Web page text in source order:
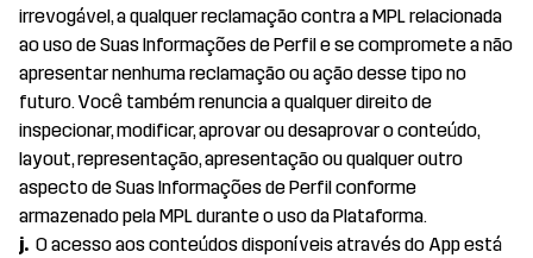
irrevogável, a qualquer reclamação contra a MPL relacionada
ao uso de Suas Informações de Perfil e se compromete a não
apresentar nenhuma reclamação ou ação desse tipo no
futuro. Você também renuncia a qualquer direito de
inspecionar, modificar, aprovar ou desaprovar o conteúdo,
layout, representação, apresentação ou qualquer outro
aspecto de Suas Informações de Perfil conforme
armazenado pela MPL durante o uso da Plataforma.
j. O acesso aos conteúdos disponíveis através do App está